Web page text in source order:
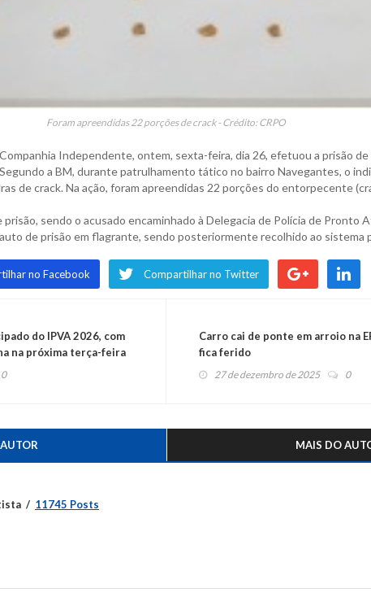
Foram apreendidas 22 porções de crack - Crédito: CRPO
Independente, ontem, sexta-feira, dia 26, efetuou a prisão de
a BM, durante patrulhamento tático no bairro Navegantes, o
de crack. Na ação, foram apreendidas 22 porções do entorpecente
sendo o acusado encaminhado à Delegacia de Polícia de Pronto
de prisão em flagrante, sendo posteriormente recolhido ao sistema
no Facebook Compartilhar no Twitter
do IPVA 2026, com
na próxima terça-feira
0
Carro cai de ponte em arroio na
fica ferido
27 de dezembro de 2025 0
MAIS DO
11745 Posts